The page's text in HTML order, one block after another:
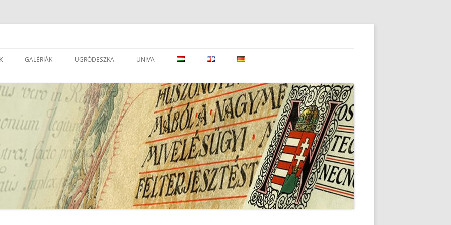
SZÉCSÉNYI M.: A RENDSZERVÁLTÁS
GYŰJTEMÉNY ARCHÍVUM
GALÉRIÁK
ESEMÉNYEK
UGRÓDESZKA
PORTÁLOK
TÁRSEGYESÜLETEK, INTÉZMÉNYEK
LEVÉLTÁRI, TÖRTÉNELMI
FOLYÓIRATOK
UNIVA
EAD IMPORTÁLÁSI SEGÉDLET ⇒
ATOM KÉZIKÖNYV
UNIVA FONDJEGYZÉK PÁLYÁZAT
UNIVA – DÁTUM JAVÍTÁS